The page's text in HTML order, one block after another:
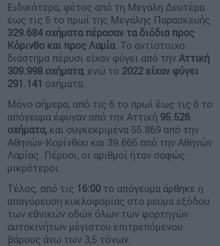
Ειδικότερα, φέτος από τη Μεγάλη Δευτέρα
έως τις 6 το πρωί της Μεγάλης Παρασκευής
329.684 οχήματα πέρασαν τα διόδια προς
Κόρινθο και προς Λαμία. Το αντίστοιχο
διάστημα πέρυσι είχαν φύγει από την Αττική
309.998 οχήματα, ενώ το 2022 είχαν φύγει
291.141 οχήματα.
Μόνο σήμερα, από τις 6 το πρωί έως τις 6 το
απόγευμα έφυγαν από την Αττική 95.526
οχήματα, και συγκεκριμένα 55.869 από την
Αθηνών-Κορίνθου και 39.666 από την Αθηνών
Λαμίας. Πέρυσι, οι αριθμοί ήταν σαφώς
μικρότεροι.
Τέλος, από τις 16:00 το απόγευμα άρθηκε η
απαγόρευση κυκλοφορίας στο ρεύμα εξόδου
των εθνικών οδών όλων των φορτηγών
αυτοκινήτων μέγιστου επιτρεπόμενου
βάρους άνω των 3,5 τόνων.